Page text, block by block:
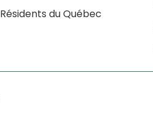
Résidents du Québec